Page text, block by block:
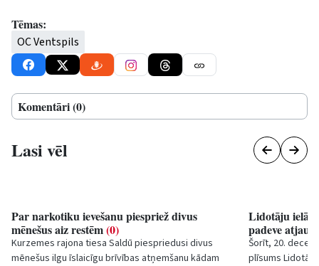
Tēmas:
OC Ventspils
Komentāri (0)
Lasi vēl
Par narkotiku ievešanu piespriež divus
mēnešus aiz restēm(0)
Kurzemes rajona tiesa Saldū piespriedusi divus
mēnešus ilgu īslaicīgu brīvības atņemšanu kādam
Lidotāju ielā
padeve
Šorīt, 20.
plīsums